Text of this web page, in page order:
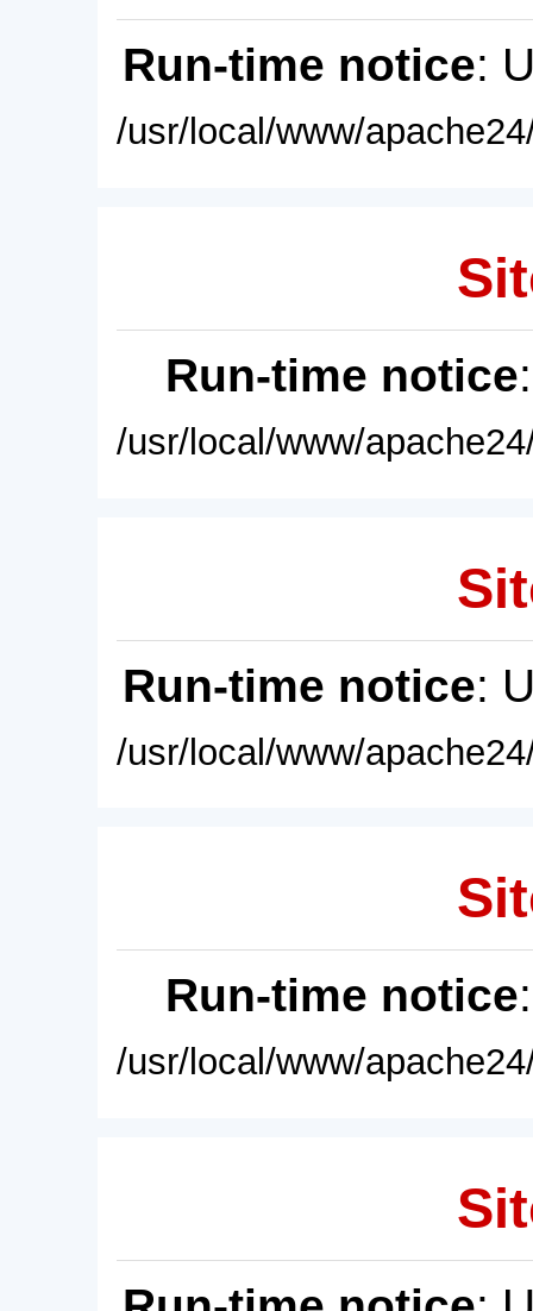
Run-time notice:
/usr/local/www/
Run-time notice
/usr/local/www/
Run-time notice:
/usr/local/www/
Run-time notice
/usr/local/www/